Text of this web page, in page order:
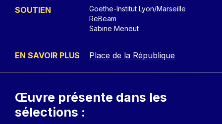
SOUTIEN
Goethe-Institut Lyon/Marseille
ReBeam
Sabine Meneut
EN SAVOIR PLUS Place de la République
Œuvre présente dans les
sélections :